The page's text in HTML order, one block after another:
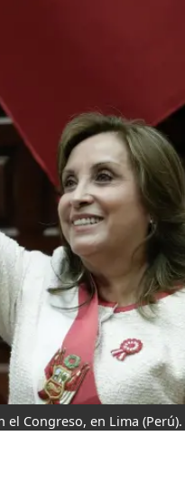
Congreso, en Lima (Perú).